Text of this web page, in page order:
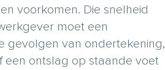
voorkomen. Die snelheid
moet een
gevolgen van ondertekening,
een ontslag op staande voet